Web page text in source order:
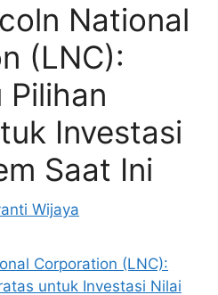
National
(LNC):
Pilihan
Investasi
Saat Ini
Wijaya